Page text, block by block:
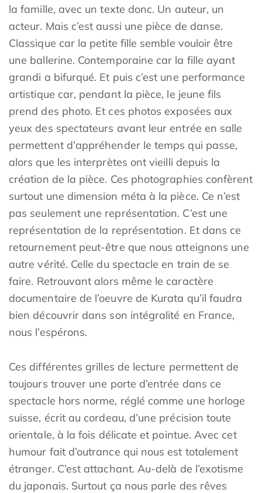
la famille, avec un texte donc. Un auteur, un
acteur. Mais c’est aussi une pièce de danse.
Classique car la petite fille semble vouloir être
une ballerine. Contemporaine car la fille ayant
grandi a bifurqué. Et puis c’est une performance
artistique car, pendant la pièce, le jeune fils
prend des photo. Et ces photos exposées aux
yeux des spectateurs avant leur entrée en salle
permettent d’appréhender le temps qui passe,
alors que les interprètes ont vieilli depuis la
création de la pièce. Ces photographies confèrent
surtout une dimension méta à la pièce. Ce n’est
pas seulement une représentation. C’est une
représentation de la représentation. Et dans ce
retournement peut-être que nous atteignons une
autre vérité. Celle du spectacle en train de se
faire. Retrouvant alors même le caractère
documentaire de l’oeuvre de Kurata qu’il faudra
bien découvrir dans son intégralité en France,
nous l’espérons.
Ces différentes grilles de lecture permettent de
toujours trouver une porte d’entrée dans ce
spectacle hors norme, réglé comme une horloge
suisse, écrit au cordeau, d’une précision toute
orientale, à la fois délicate et pointue. Avec cet
humour fait d’outrance qui nous est totalement
étranger. C’est attachant. Au-delà de l’exotisme
du japonais. Surtout ça nous parle des rêves